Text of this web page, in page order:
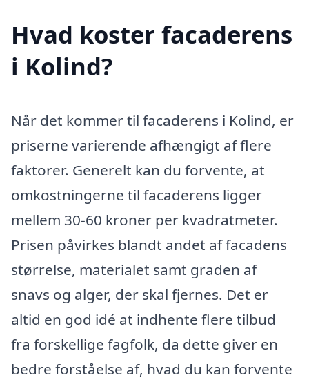
Hvad koster facaderens
i Kolind?
Når det kommer til facaderens i Kolind, er
priserne varierende afhængigt af flere
faktorer. Generelt kan du forvente, at
omkostningerne til facaderens ligger
mellem 30-60 kroner per kvadratmeter.
Prisen påvirkes blandt andet af facadens
størrelse, materialet samt graden af
snavs og alger, der skal fjernes. Det er
altid en god idé at indhente flere tilbud
fra forskellige fagfolk, da dette giver en
bedre forståelse af, hvad du kan forvente